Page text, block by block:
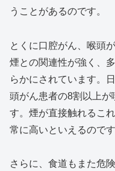
うことがあるのです。
とくに口腔がん、喉頭
煙との関連性が強く、
らかにされています。
頭がん患者の8割以上が
す。煙が直接触れるこ
常に高いといえるのです
さらに、食道もまた危